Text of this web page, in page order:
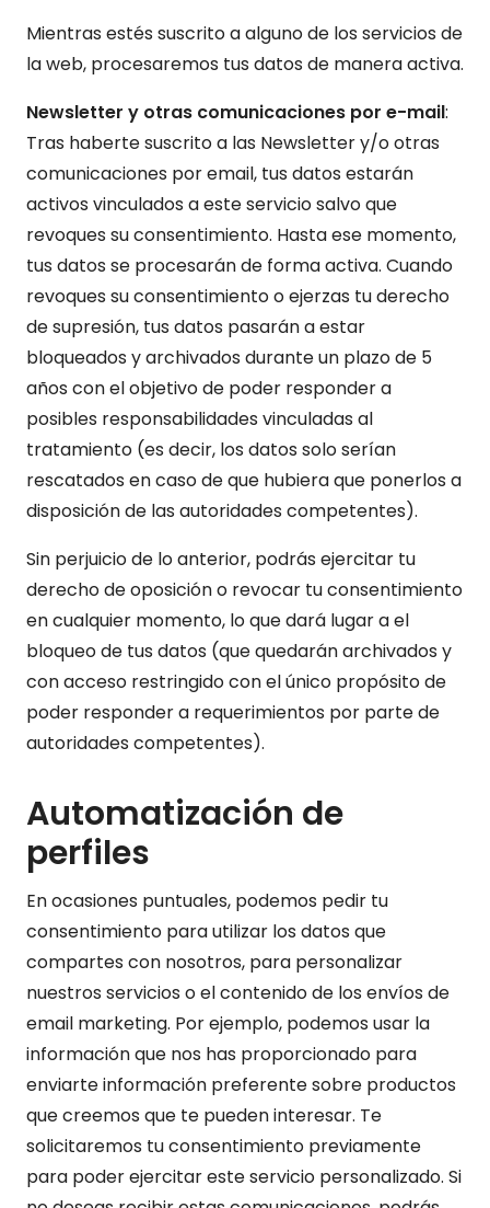
Mientras estés suscrito a alguno de los servicios de
la web, procesaremos tus datos de manera activa.
Newsletter y otras comunicaciones por e-mail:
Tras haberte suscrito a las Newsletter y/o otras
comunicaciones por email, tus datos estarán
activos vinculados a este servicio salvo que
revoques su consentimiento. Hasta ese momento,
tus datos se procesarán de forma activa. Cuando
revoques su consentimiento o ejerzas tu derecho
de supresión, tus datos pasarán a estar
bloqueados y archivados durante un plazo de 5
años con el objetivo de poder responder a
posibles responsabilidades vinculadas al
tratamiento (es decir, los datos solo serían
rescatados en caso de que hubiera que ponerlos a
disposición de las autoridades competentes).
Sin perjuicio de lo anterior, podrás ejercitar tu
derecho de oposición o revocar tu consentimiento
en cualquier momento, lo que dará lugar a el
bloqueo de tus datos (que quedarán archivados y
con acceso restringido con el único propósito de
poder responder a requerimientos por parte de
autoridades competentes).
Automatización de
perfiles
En ocasiones puntuales, podemos pedir tu
consentimiento para utilizar los datos que
compartes con nosotros, para personalizar
nuestros servicios o el contenido de los envíos de
email marketing. Por ejemplo, podemos usar la
información que nos has proporcionado para
enviarte información preferente sobre productos
que creemos que te pueden interesar. Te
solicitaremos tu consentimiento previamente
para poder ejercitar este servicio personalizado. Si